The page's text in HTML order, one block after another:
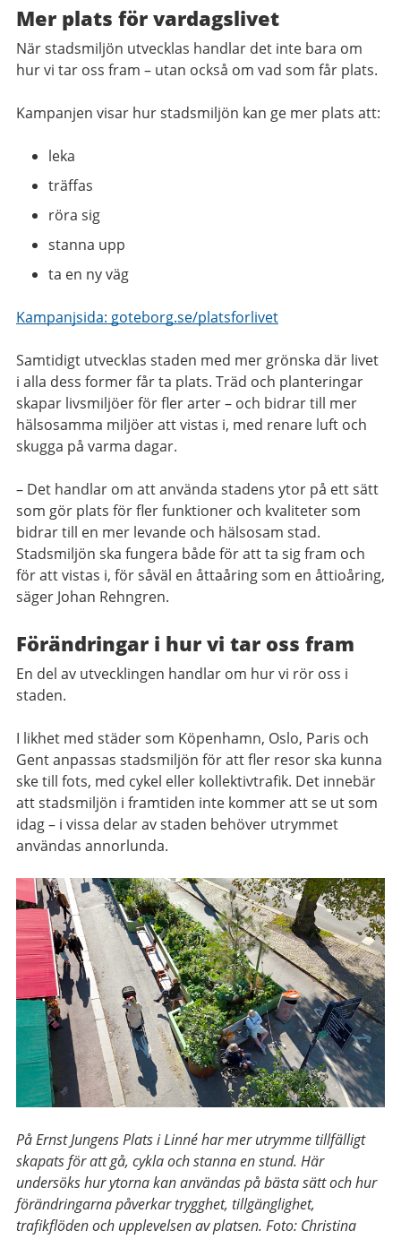
Mer plats för vardagslivet
När stadsmiljön utvecklas handlar det inte bara om
hur vi tar oss fram – utan också om vad som får plats.
Kampanjen visar hur stadsmiljön kan ge mer plats att:
leka
träffas
röra sig
stanna upp
ta en ny väg
Kampanjsida: goteborg.se/platsforlivet
Samtidigt utvecklas staden med mer grönska där livet
i alla dess former får ta plats. Träd och planteringar
skapar livsmiljöer för fler arter – och bidrar till mer
hälsosamma miljöer att vistas i, med renare luft och
skugga på varma dagar.
– Det handlar om att använda stadens ytor på ett sätt
som gör plats för fler funktioner och kvaliteter som
bidrar till en mer levande och hälsosam stad.
Stadsmiljön ska fungera både för att ta sig fram och
för att vistas i, för såväl en åttaåring som en åttioåring,
säger Johan Rehngren.
Förändringar i hur vi tar oss fram
En del av utvecklingen handlar om hur vi rör oss i
staden.
I likhet med städer som Köpenhamn, Oslo, Paris och
Gent anpassas stadsmiljön för att fler resor ska kunna
ske till fots, med cykel eller kollektivtrafik. Det innebär
att stadsmiljön i framtiden inte kommer att se ut som
idag – i vissa delar av staden behöver utrymmet
användas annorlunda.
På Ernst Jungens Plats i Linné har mer utrymme tillfälligt
skapats för att gå, cykla och stanna en stund. Här
undersöks hur ytorna kan användas på bästa sätt och hur
förändringarna påverkar trygghet, tillgänglighet,
trafikflöden och upplevelsen av platsen. Foto: Christina